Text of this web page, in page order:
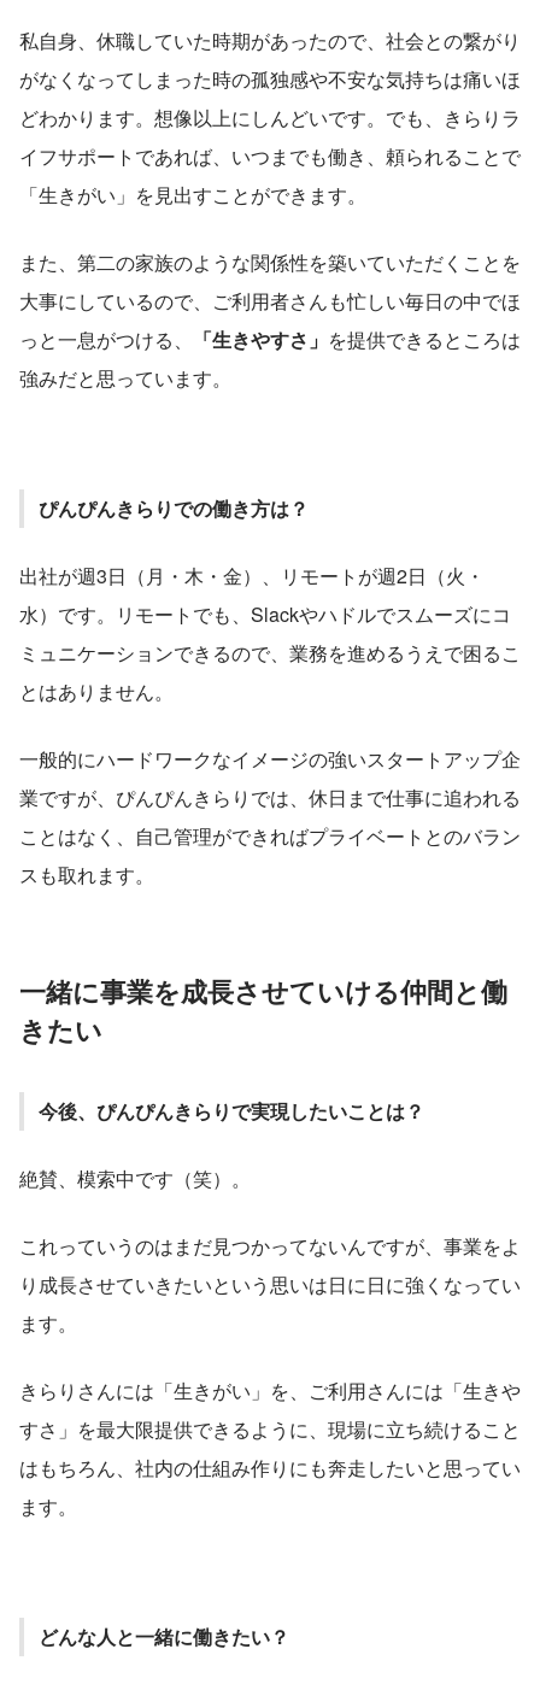
私自身、休職していた時期があったので、社会との繋がり
がなくなってしまった時の孤独感や不安な気持ちは痛いほ
どわかります。想像以上にしんどいです。でも、きらりラ
イフサポートであれば、いつまでも働き、頼られることで
「生きがい」を見出すことができます。
また、第二の家族のような関係性を築いていただくことを
大事にしているので、ご利用者さんも忙しい毎日の中でほ
っと一息がつける、
「生きやすさ」 を提供できるところは
強みだと思っています。
ぴんぴんきらりでの働き方は？
出社が週3日（月・木・金）、リモートが週2日（火・
水）です。リモートでも、Slackやハドルでスムーズにコ
ミュニケーションできるので、業務を進めるうえで困るこ
とはありません。
一般的にハードワークなイメージの強いスタートアップ企
業ですが、ぴんぴんきらりでは、休日まで仕事に追われる
ことはなく、自己管理ができればプライベートとのバラン
スも取れます。
一緒に事業を成長させていける仲間と働
きたい
今後、ぴんぴんきらりで実現したいことは？
絶賛、模索中です（笑）。
これっていうのはまだ見つかってないんですが、事業をよ
り成長させていきたいという思いは日に日に強くなってい
ます。
きらりさんには「生きがい」を、ご利用さんには「生きや
すさ」を最大限提供できるように、現場に立ち続けること
はもちろん、社内の仕組み作りにも奔走したいと思ってい
ます。
どんな人と一緒に働きたい？